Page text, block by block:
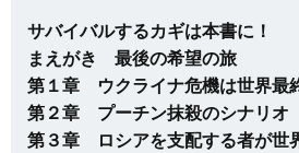
サバイバルするカギは本書に！
まえがき 最後の希望の旅
第１章 ウクライナ危機は世界最
第２章 プーチン抹殺のシナリオ
第３章 ロシアを支配する者が世